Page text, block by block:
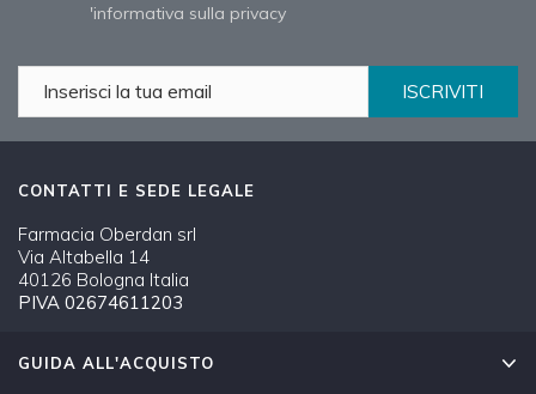
'informativa sulla privacy
ISCRIVITI
CONTATTI E SEDE LEGALE
Farmacia Oberdan srl
Via Altabella 14
40126 Bologna Italia
PIVA 02674611203
GUIDA ALL'ACQUISTO